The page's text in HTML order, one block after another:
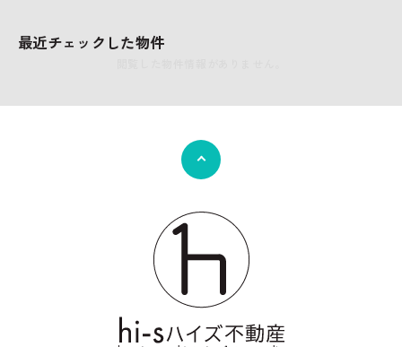
最近チェックした物件